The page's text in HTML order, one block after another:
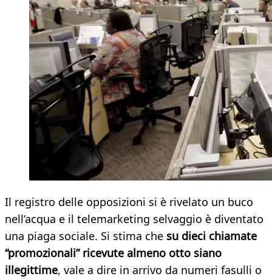
Il registro delle opposizioni si è rivelato un buco
nell’acqua e il telemarketing selvaggio è diventato
una piaga sociale. Si stima che su dieci chiamate
“promozionali” ricevute almeno otto siano
illegittime, vale a dire in arrivo da numeri fasulli o